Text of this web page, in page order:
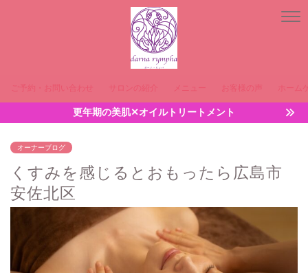
ご予約・お問い合わせ サロンの紹介 メニュー お客様の声 ホーム
更年期の美肌✕オイルトリートメント
オーナーブログ
くすみを感じるとおもったら広島市
安佐北区